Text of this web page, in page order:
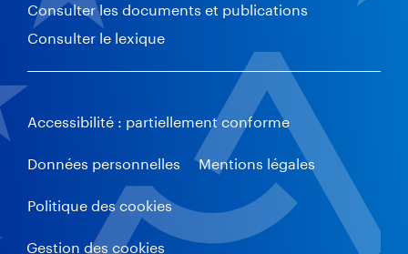
Consulter les documents et publications
Consulter le lexique
Accessibilité : partiellement conforme
Données personnelles
Mentions légales
Politique des cookies
Gestion des cookies